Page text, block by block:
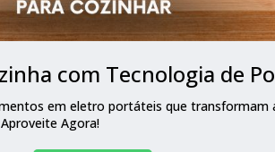
com Tecnologia de
em eletro portáteis que transformam
Agora!